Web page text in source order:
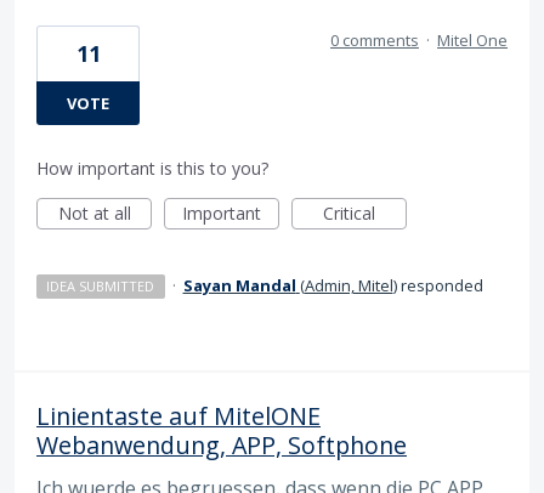
11
VOTE
0 comments · Mitel One
How important is this to you?
Not at all
Important Critical
IDEA SUBMITTED · Sayan Mandal (Admin, Mitel)responded
Linientaste auf MitelONE
Webanwendung, APP, Softphone